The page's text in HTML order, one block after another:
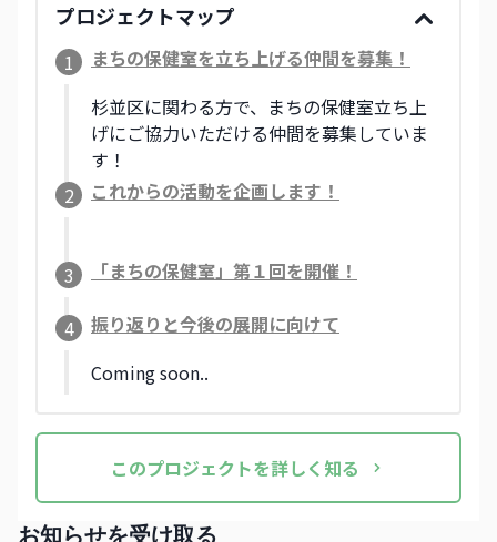
プロジェクトマップ
1
まちの保健室を立ち上げる仲間を募集！
杉並区に関わる方で、まちの保健室立ち上
げにご協力いただける仲間を募集していま
す！
2
これからの活動を企画します！
3 「まちの保健室」第１回を開催！
4
振り返りと今後の展開に向けて
Coming soon..
このプロジェクトを詳しく知る
お知らせを受け取る